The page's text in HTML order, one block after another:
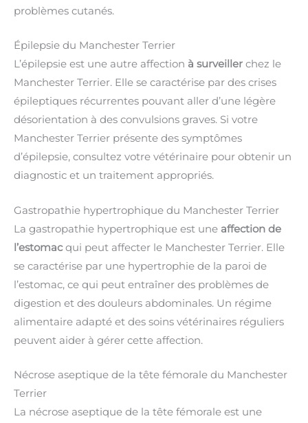
problèmes cutanés.
Épilepsie du Manchester Terrier
L’épilepsie est une autre affection à surveiller chez le
Manchester Terrier. Elle se caractérise par des crises
épileptiques récurrentes pouvant aller d’une légère
désorientation à des convulsions graves. Si votre
Manchester Terrier présente des symptômes
d’épilepsie, consultez votre vétérinaire pour obtenir un
diagnostic et un traitement appropriés.
Gastropathie hypertrophique du Manchester Terrier
La gastropathie hypertrophique est une affection de
l’estomacqui peut affecter le Manchester Terrier. Elle
se caractérise par une hypertrophie de la paroi de
l’estomac, ce qui peut entraîner des problèmes de
digestion et des douleurs abdominales. Un régime
alimentaire adapté et des soins vétérinaires réguliers
peuvent aider à gérer cette affection.
Nécrose aseptique de la tête fémorale du Manchester
Terrier
La nécrose aseptique de la tête fémorale est une